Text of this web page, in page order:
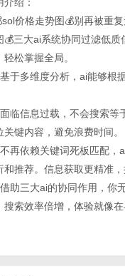
价格走势图💰别再被重
💰三大ai系统协同过滤低
轻松掌握全局。
于多维度分析，ai能够根
临信息过载，不会搜索
关键内容，避免浪费时间。
再依赖关键词死板匹配，
和推荐。信息获取更精准
助三大ai的协同作用，你
搜索效率倍增，体验就像